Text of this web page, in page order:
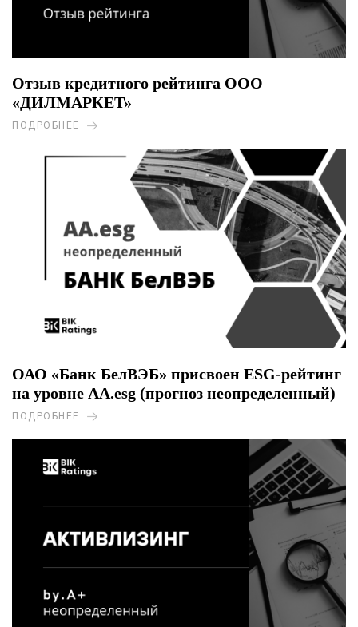
Отзыв кредитного рейтинга ООО
«ДИЛМАРКЕТ»
ПОДРОБНЕЕ
ОАО «Банк БелВЭБ» присвоен ESG-рейтинг
на уровне AA.esg (прогноз неопределенный)
ПОДРОБНЕЕ